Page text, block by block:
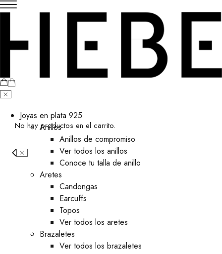
No hay productos en el carrito.
Joyas en plata 925
Anillos
Anillos de compromiso
Ver todos los anillos
Conoce tu talla de anillo
Aretes
⁠Candongas
Earcuffs
Topos
Ver todos los aretes
Brazaletes
Ver todos los brazaletes